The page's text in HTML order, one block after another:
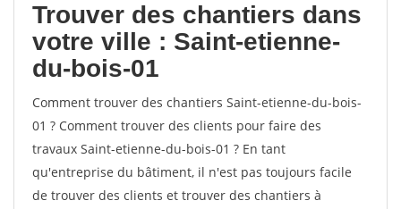
Trouver des chantiers dans
votre ville : Saint-etienne-
du-bois-01
Comment trouver des chantiers Saint-etienne-du-bois-
01 ? Comment trouver des clients pour faire des
travaux Saint-etienne-du-bois-01 ? En tant
qu'entreprise du bâtiment, il n'est pas toujours facile
de trouver des clients et trouver des chantiers à